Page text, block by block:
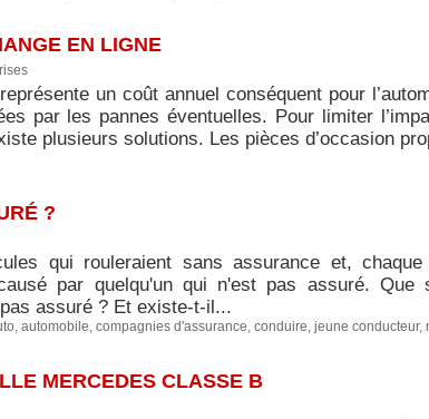
EN LIGNE
représente un coût annuel conséquent pour
par les pannes éventuelles. Pour limiter
plusieurs solutions. Les pièces d’occasion
?
qui rouleraient sans assurance et,
par quelqu'un qui n'est pas assuré.
assuré ? Et existe-t-il...
, automobile, compagnies d'assurance, conduire, jeune conducteur,
MERCEDES CLASSE B